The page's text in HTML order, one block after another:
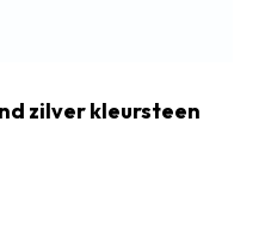
zilver kleursteen